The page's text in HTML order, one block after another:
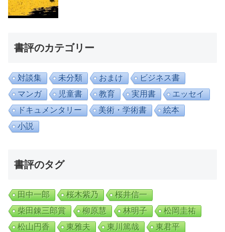
書評のカテゴリー
対談集 未分類 おまけ
ビジネス書
マンガ
児童書 教育 実用書
エッセイ
ドキュメンタリー
美術・学術書
絵本
小説
書評のタグ
田中一郎 桜木紫乃
桜井信一
柴田錬三郎賞
柳原慧 林明子
松岡圭祐
松山円香
東雅夫 東川篤哉
東君平